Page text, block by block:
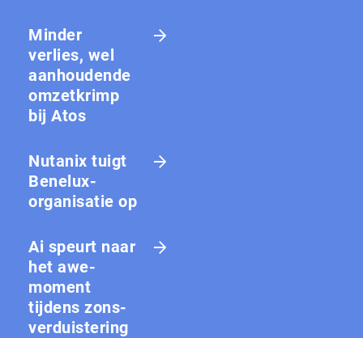
Minder
verlies, wel
aanhoudende
omzetkrimp
bij Atos
Nutanix tuigt
Benelux-
organisatie op
Ai speurt naar
het awe-
moment
tijdens zons­
ver­duis­te­ring